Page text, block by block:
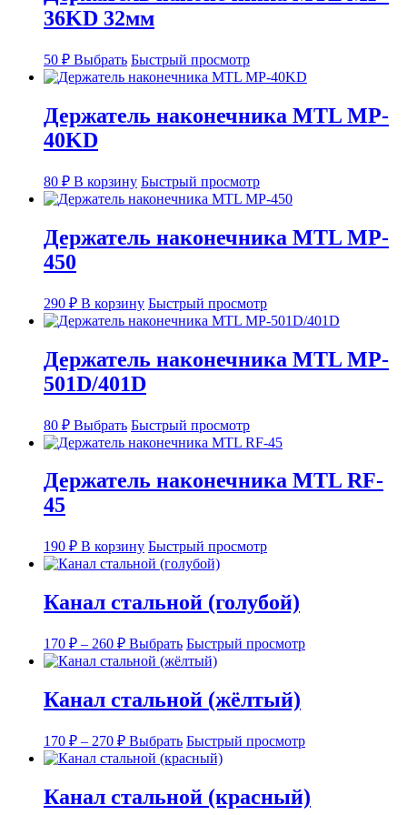
Опции
можно
на
странице
36KD 32мм
50 ₽ Выбрать Этот
товар
имеет
вариаций.
на
странице
Быстрый просмотр
Держатель наконечника MTL MP-
40KD
80 ₽ В корзину Быстрый просмотр
Держатель наконечника MTL MP-
450
290 ₽ В корзину Быстрый просмотр
Держатель наконечника MTL MP-
501D/401D
80 ₽ Выбрать Этот
товар
имеет
вариаций.
на
странице
Быстрый просмотр
Держатель наконечника MTL RF-
45
190 ₽ В корзину Быстрый просмотр
Канал стальной (голубой)
170 ₽ – 260 ₽Диапазон
цен:
260 ₽
Выбрать Этот
товар
имеет
несколько
вариаций.
можно
выбрать
странице
товара.
Быстрый просмотр
Канал стальной (жёлтый)
170 ₽ – 270 ₽Диапазон
цен:
270 ₽
Выбрать Этот
товар
имеет
несколько
вариаций.
Быстрый просмотр
Канал стальной (красный)